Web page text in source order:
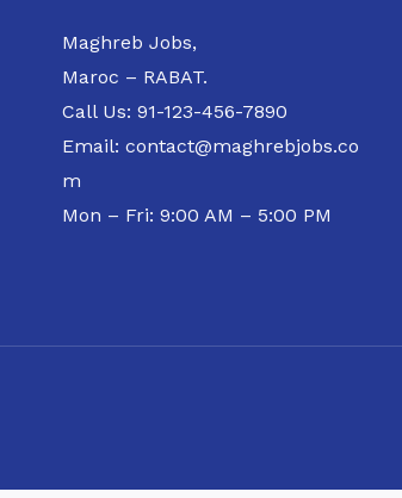
Maghreb Jobs,
Maroc – RABAT.
Call Us: 91-123-456-7890
Email: contact@maghrebjobs.co
m
Mon – Fri: 9:00 AM – 5:00 PM